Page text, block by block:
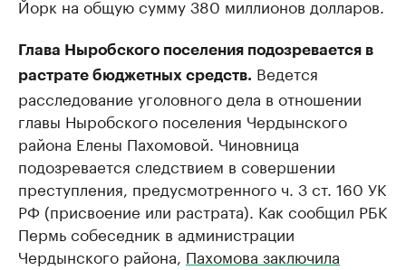
Йорк на общую сумму 380 миллионов долларов.
Глава Ныробского поселения подозревается в
растрате бюджетных средств. Ведется
расследование уголовного дела в отношении
главы Ныробского поселения Чердынского
района Елены Пахомовой. Чиновница
подозревается следствием в совершении
преступления, предусмотренного ч. 3 ст. 160 УК
РФ (присвоение или растрата). Как сообщил РБК
Пермь собеседник в администрации
Чердынского района, Пахомова заключила